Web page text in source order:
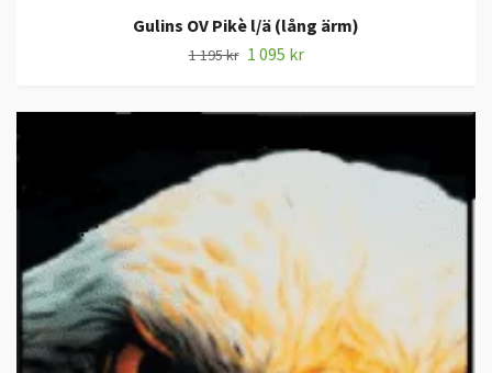
Gulins OV Pikè l/ä (lång ärm)
1 195 kr 1 095 kr